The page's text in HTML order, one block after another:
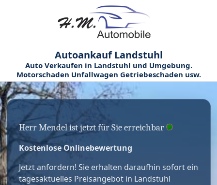
Autoankauf Landstuhl
Auto Verkaufen in Landstuhl und Umgebung.
Motorschaden Unfallwagen Getriebeschaden usw.
Herr Mendel ist jetzt für Sie erreichbar
Kostenlose Onlinebewertung
Jetzt anfordern! Sie erhalten daraufhin sofort ein
tagesaktuelles Preisangebot in Landstuhl